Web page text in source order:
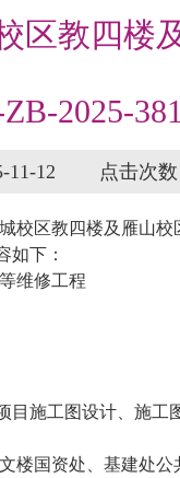
区教四楼
2025-
11-12 点击次数
校区教四楼及雁山
如下：
维修工程
施工图设计、施工
楼国资处、基建处